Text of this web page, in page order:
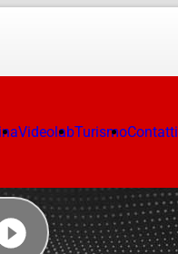
VideolabTurismoContatti